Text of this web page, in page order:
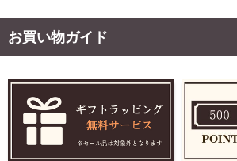
お買い物ガイド